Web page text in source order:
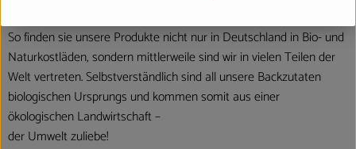
So finden sie unsere Produkte nicht nur in Deutschland in Bio- und
Naturkostläden, sondern mittlerweile sind wir in vielen Teilen der
Welt vertreten. Selbstverständlich sind all unsere Backzutaten
biologischen Ursprungs und kommen somit aus einer
ökologischen Landwirtschaft –
der Umwelt zuliebe!